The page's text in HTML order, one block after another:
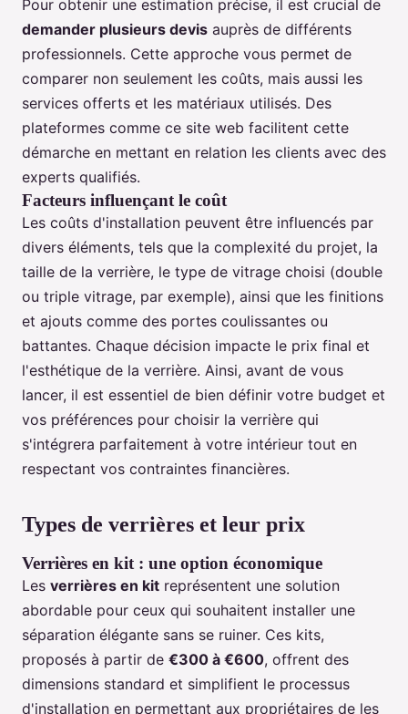
Pour obtenir une estimation précise, il est crucial de
demander plusieurs devis auprès de différents
professionnels. Cette approche vous permet de
comparer non seulement les coûts, mais aussi les
services offerts et les matériaux utilisés. Des
plateformes comme ce site web facilitent cette
démarche en mettant en relation les clients avec des
experts qualifiés.
Facteurs influençant le coût
Les coûts d'installation peuvent être influencés par
divers éléments, tels que la complexité du projet, la
taille de la verrière, le type de vitrage choisi (double
ou triple vitrage, par exemple), ainsi que les finitions
et ajouts comme des portes coulissantes ou
battantes. Chaque décision impacte le prix final et
l'esthétique de la verrière. Ainsi, avant de vous
lancer, il est essentiel de bien définir votre budget et
vos préférences pour choisir la verrière qui
s'intégrera parfaitement à votre intérieur tout en
respectant vos contraintes financières.
Types de verrières et leur prix
Verrières en kit : une option économique
Les verrières en kit représentent une solution
abordable pour ceux qui souhaitent installer une
séparation élégante sans se ruiner. Ces kits,
proposés à partir de €300 à €600, offrent des
dimensions standard et simplifient le processus
d'installation en permettant aux propriétaires de les